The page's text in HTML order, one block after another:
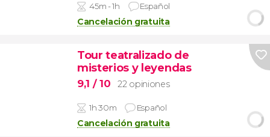
45m - 1h Español
Cancelación gratuita
Tour teatralizado de
misterios y leyendas
9,1 / 10 22 opiniones
1h 30m Español
Cancelación gratuita